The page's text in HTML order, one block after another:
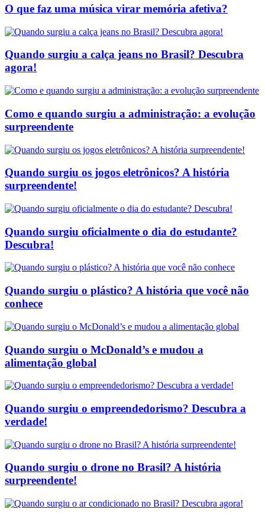
O que faz uma música virar memória afetiva?
Quando surgiu a calça jeans no Brasil? Descubra
agora!
Como e quando surgiu a administração: a evolução
surpreendente
Quando surgiu os jogos eletrônicos? A história
surpreendente!
Quando surgiu oficialmente o dia do estudante?
Descubra!
Quando surgiu o plástico? A história que você não
conhece
Quando surgiu o McDonald’s e mudou a
alimentação global
Quando surgiu o empreendedorismo? Descubra a
verdade!
Quando surgiu o drone no Brasil? A história
surpreendente!